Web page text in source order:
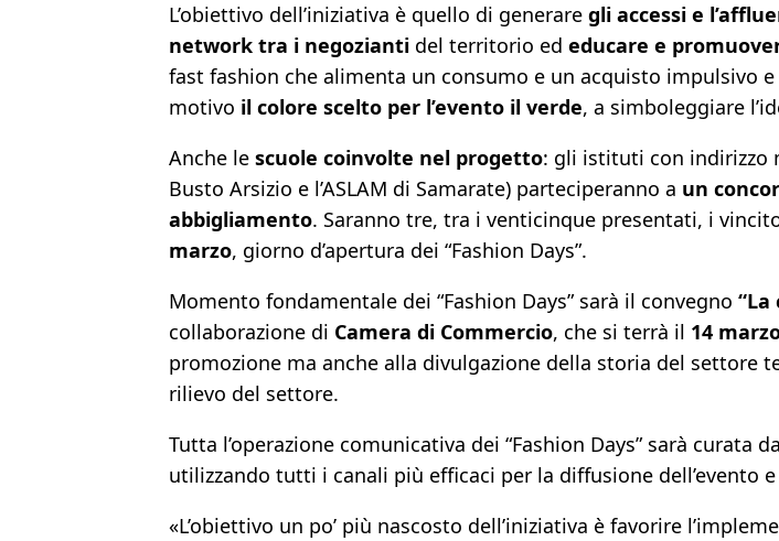
L’obiettivo dell’iniziativa è quello di generare gli accessi e
network tra i negozianti del territorio ed educare e
fast fashion che alimenta un consumo e un acquisto impulsivo
motivo il colore scelto per l’evento il verde, a simboleggiare
Anche le scuole coinvolte nel progetto: gli istituti con indirizzo
Busto Arsizio e l’ASLAM di Samarate) parteciperanno a un
abbigliamento. Saranno tre, tra i venticinque presentati, i
marzo, giorno d’apertura dei “Fashion Days”.
Momento fondamentale dei “Fashion Days” sarà il convegno “La
collaborazione di Camera di Commercio, che si terrà il 14
promozione ma anche alla divulgazione della storia del settore
rilievo del settore.
Tutta l’operazione comunicativa dei “Fashion Days” sarà curata da
utilizzando tutti i canali più efficaci per la diffusione dell’evento
«L’obiettivo un po’ più nascosto dell’iniziativa è favorire